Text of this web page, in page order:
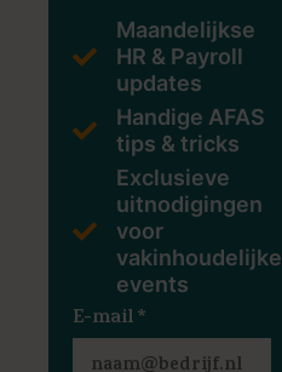
Maandelijkse
HR & Payroll
updates
Handige AFAS
tips & tricks
Exclusieve
uitnodigingen
voor
vakinhoudelijke
events
E-mail*